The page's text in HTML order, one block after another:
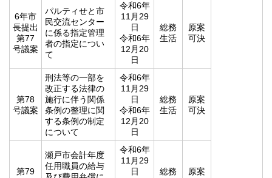
6年市
長提出
第77
号議案
パルティせと市
民交流センター
に係る指定管理
者の指定につい
て
令和6年
11月29
日
令和6年
12月20
日
総務
生活
原案
可決
第78
号議案
刑法等の一部を
改正する法律の
施行に伴う関係
条例の整理に関
する条例の制定
について
令和6年
11月29
日
令和6年
12月20
日
総務
生活
原案
可決
第79
瀬戸市会計年度
任用職員の給与
令和6年
11月29
日
総務
原案